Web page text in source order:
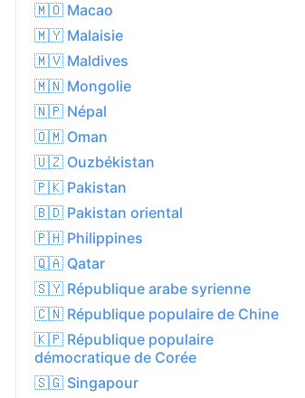
Ensoleillé
35.8°C
28.2°C
20.9°C
13%
20.9 kph
0.0 mm
9.0
🇲🇴 Macao
🇲🇾 Malaisie
🇲🇻 Maldives
🇲🇳 Mongolie
🇳🇵 Népal
🇴🇲 Oman
🇺🇿 Ouzbékistan
🇵🇰 Pakistan
🇧🇩 Pakistan oriental
🇵🇭 Philippines
🇶🇦 Qatar
🇸🇾 République arabe syrienne
🇨🇳 République populaire de Chine
🇰🇵 République populaire
démocratique de Corée
🇸🇬 Singapour